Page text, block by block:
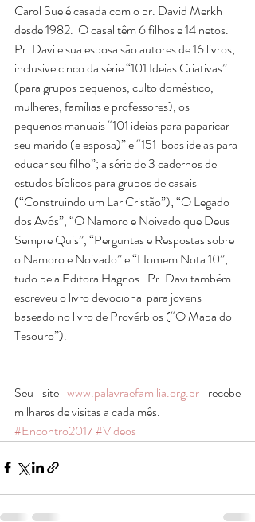
Carol Sue é casada com o pr. David Merkh
desde 1982.  O casal têm 6 filhos e 14 netos.
Pr. Davi e sua esposa são autores de 16 livros,
inclusive cinco da série “101 Ideias Criativas”
(para grupos pequenos, culto doméstico,
mulheres, famílias e professores), os
pequenos manuais “101 ideias para paparicar
seu marido (e esposa)” e “151  boas ideias para
educar seu filho”; a série de 3 cadernos de
estudos bíblicos para grupos de casais
(“Construindo um Lar Cristão”); “O Legado
dos Avós”, “O Namoro e Noivado que Deus
Sempre Quis”, “Perguntas e Respostas sobre
o Namoro e Noivado” e “Homem Nota 10”,
tudo pela Editora Hagnos.  Pr. Davi também
escreveu o livro devocional para jovens
baseado no livro de Provérbios (“O Mapa do
Tesouro”).
Seu site www.palavraefamilia.org.br recebe
milhares de visitas a cada mês.
#Encontro2017#Videos